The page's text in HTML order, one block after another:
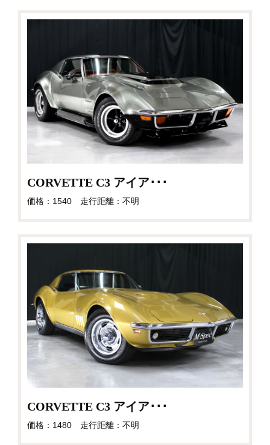
CORVETTE C3 アイア･･･
価格：1540 走行距離：不明
CORVETTE C3 アイア･･･
価格：1480 走行距離：不明